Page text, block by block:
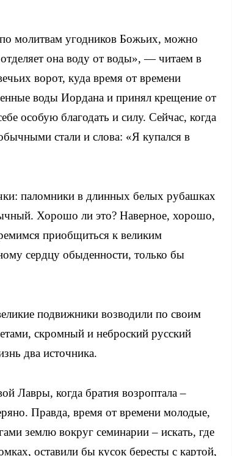
молитвам угодников Божьих, можно
она воду от воды», — читаем в
ворот, куда время от времени
воды Иордана и принял крещение от
особую благодать и силу. Сейчас, когда
стали и слова: «Я купался в
паломники в длинных белых рубашках
Хорошо ли это? Наверное, хорошо,
приобщиться к великим
сердцу обыденности, только бы
подвижники возводили по своим
скромный и неброский русский
два источника.
Лавры, когда братия возроптала –
Правда, время от времени молодые,
землю вокруг семинарии – искать, где
оставили бы кусок бересты с картой,